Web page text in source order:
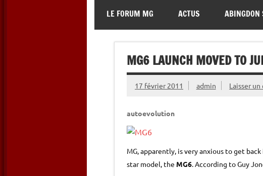
MG Contact
LE FORUM MG ACTUS ABINGDON
MG6 LAUNCH MOVED TO
17 février 2011 admin Laisser
autoevolution
MG, apparently, is very anxious to get
star model, the MG6. According to Guy